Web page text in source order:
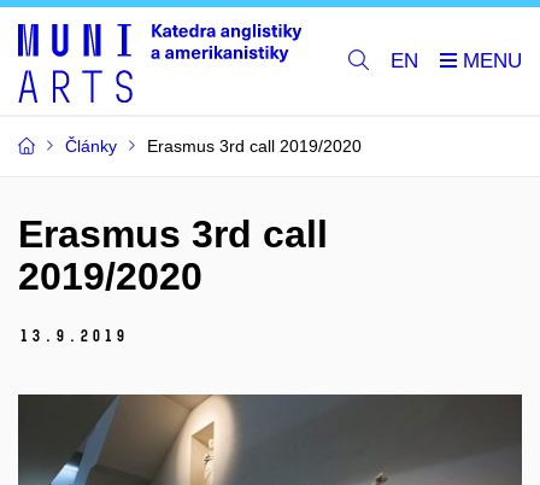
EN
Články Erasmus 3rd call 2019/2020
Erasmus 3rd call
2019/2020
13. 9. 2019